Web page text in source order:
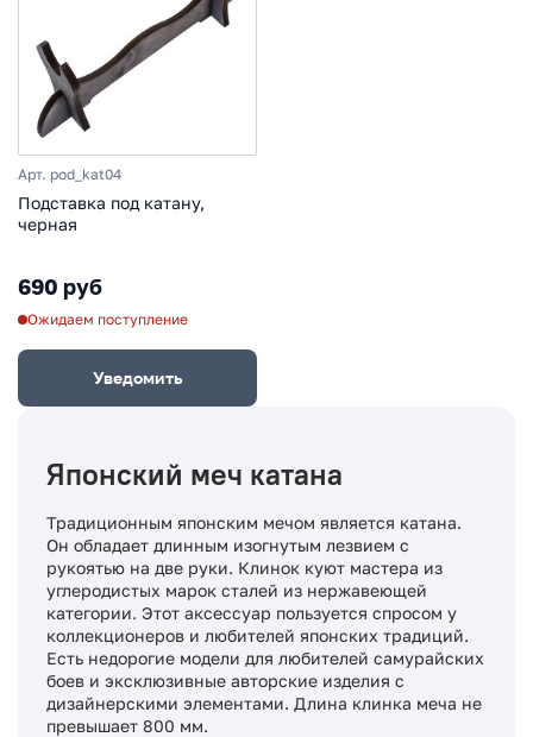
Арт. pod_kat04
Подставка под катану,
черная
690 руб
Ожидаем поступление
Уведомить
Японский меч катана
Традиционным японским мечом является катана.
Он обладает длинным изогнутым лезвием с
рукоятью на две руки. Клинок куют мастера из
углеродистых марок сталей из нержавеющей
категории. Этот аксессуар пользуется спросом у
коллекционеров и любителей японских традиций.
Есть недорогие модели для любителей самурайских
боев и эксклюзивные авторские изделия с
дизайнерскими элементами. Длина клинка меча не
превышает 800 мм.